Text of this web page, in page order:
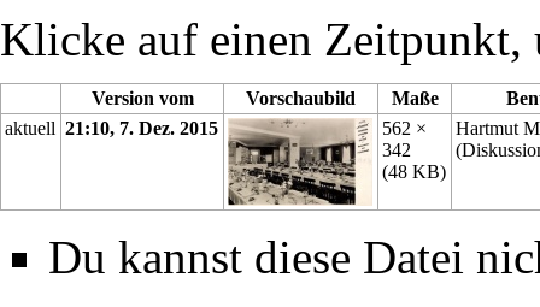
Klicke auf einen Zeitpunkt,
Version vom Vorschaubild Maße
aktuell 21:10, 7. Dez. 2015
562 ×
342
(48 KB)
Hartmut
(
Du kannst diese Datei